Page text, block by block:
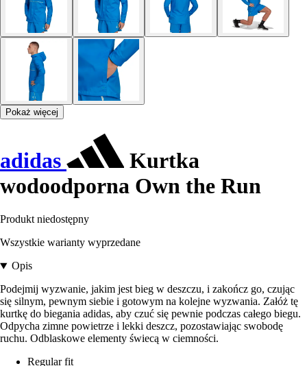
Pokaż więcej
adidas
Kurtka
wodoodporna Own the Run
Produkt niedostępny
Wszystkie warianty wyprzedane
Opis
Podejmij wyzwanie, jakim jest bieg w deszczu, i zakończ go, czując
się silnym, pewnym siebie i gotowym na kolejne wyzwania. Załóż tę
kurtkę do biegania adidas, aby czuć się pewnie podczas całego biegu.
Odpycha zimne powietrze i lekki deszcz, pozostawiając swobodę
ruchu. Odblaskowe elementy świecą w ciemności.
Regular fit